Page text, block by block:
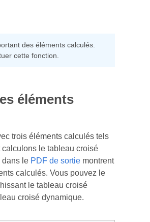
des éléments calculés.
cette fonction.
éléments
trois éléments calculés tels
calculons le tableau croisé
dans le PDF de sortiemontrent
calculés. Vous pouvez le
le tableau croisé
croisé dynamique.